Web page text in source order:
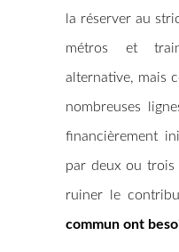
la réserver au
métros et
alternative, mais
nombreuses
financièrement
par deux ou trois
ruiner le
commun ont